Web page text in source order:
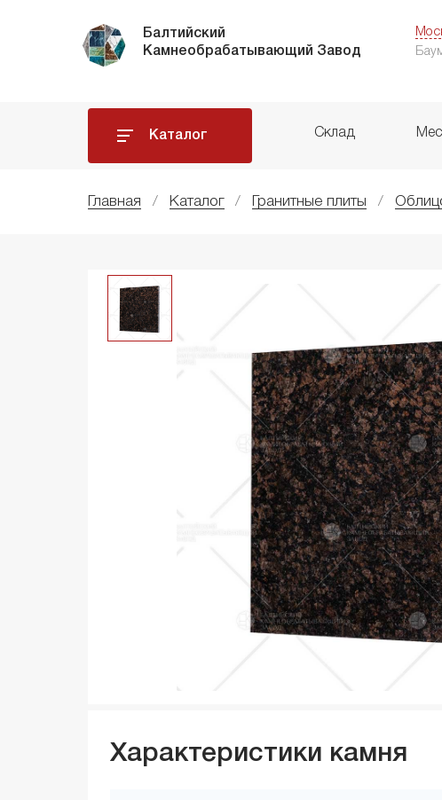
Балтийский
Камнеобрабатывающий Завод
Каталог Склад
Главная Каталог Гранитные плиты
Характеристики камня